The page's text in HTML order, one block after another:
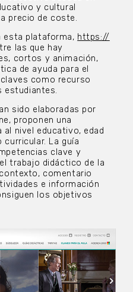
y cultural
a precio de coste.
esta plataforma, https://
las que hay
cortos y animación,
de ayuda para el
como recurso
estudiantes.
sido elaboradas por
proponen una
al nivel educativo, edad
La guía
clave y
trabajo didáctico de la
comentario
e información
los objetivos